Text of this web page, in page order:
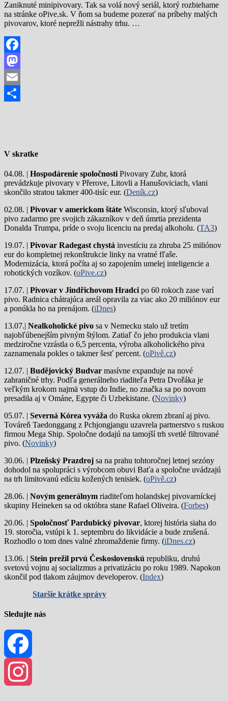
Zaniknuté minipivovary. Tak sa volá nový seriál, ktorý rozbiehame
na stránke oPive.sk. V ňom sa budeme pozerať na príbehy malých
pivovarov, ktoré neprežli nástrahy trhu. …
Facebook
Mastodon
Email
V skratke
04.08. | Hospodárenie spoločnosti Pivovary Zubr, ktorá
prevádzkuje pivovary v Přerove, Litovli a Hanušoviciach, vlani
skončilo stratou takmer 400-tisíc eur. (Deník.cz)
02.08. | Pivovar v americkom štáte Wisconsin, ktorý sľuboval
pivo zadarmo pre svojich zákazníkov v deň úmrtia prezidenta
Donalda Trumpa, príde o svoju licenciu na predaj alkoholu. (TA3)
19.07. | Pivovar Radegast chystá investíciu za zhruba 25 miliónov
eur do kompletnej rekonštrukcie linky na vratné fľaše.
Modernizácia, ktorá počíta aj so zapojením umelej inteligencie a
robotických vozíkov. (oPive.cz)
17.07. | Pivovar v Jindřichovom Hradci po 60 rokoch zase varí
pivo. Radnica chátrajúca areál opravila za viac ako 20 miliónov eur
a ponúkla ho na prenájom. (iDnes)
13.07.| Nealkoholické pivo sa v Nemecku stalo už tretím
najobľúbenejším pivným štýlom. Zatiaľ čo jeho produkcia vlani
medziročne vzrástla o 6,5 percenta, výroba alkoholického piva
zaznamenala pokles o takmer šesť percent. (oPivě.cz)
12.07. | Budějovický Budvar masívne expanduje na nové
zahraničné trhy. Podľa generálneho riaditeľa Petra Dvořáka je
veľkým krokom najmä vstup do Indie, no značka sa po novom
presadila aj v Ománe, Egypte či Uzbekistane. (Novinky)
05.07. | Severná Kórea vyváža do Ruska okrem zbraní aj pivo.
Továreň Taedonggang z Pchjongjangu uzavrela partnerstvo s ruskou
firmou Mega Ship. Spoločne dodajú na tamojší trh svetlé filtrované
pivo. (Novinky)
30.06. | Plzeňský Prazdroj sa na prahu tohtoročnej letnej sezóny
dohodol na spolupráci s výrobcom obuvi Baťa a spoločne uvádzajú
na trh limitovanú edíciu kožených tenisiek. (oPivě.cz)
28.06. | Novým generálnym riaditeľom holandskej pivovarníckej
skupiny Heineken sa od októbra stane Rafael Oliveira. (Forbes)
20.06. | Spoločnosť Pardubický pivovar, ktorej história siaha do
19. storočia, vstúpi k 1. septembru do likvidácie a bude zrušená.
Rozhodlo o tom dnes valné zhromaždenie firmy. (iDnes.cz)
13.06. | Stein prežil prvú Československú republiku, druhú
svetovú vojnu aj socializmus a privatizáciu po roku 1989. Napokon
skončil pod tlakom záujmov developerov. (Index)
Staršie krátke správy
Sledujte nás
Facebook